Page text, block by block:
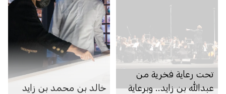
تحت رعاية فخرية من
عبدالله بن زايد.. وبرعاية
خالد بن محمد بن زايد